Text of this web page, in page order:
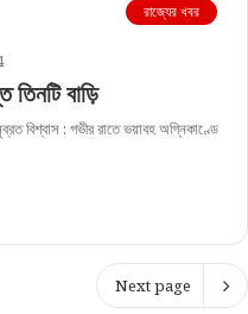
রাজ্যের খবর
বাড়ি
: গভীর রাতে ভয়াবহ অগ্নিকাণ্ডে
Next page